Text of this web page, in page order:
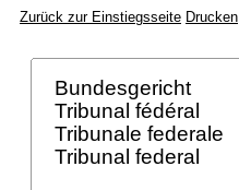
Zurück zur Einstiegsseite Drucken
Bundesgericht
Tribunal fédéral
Tribunale federale
Tribunal federal